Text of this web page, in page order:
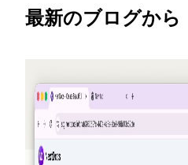
最新のブログから
友だちを紹介してクレ
NextDocs v1.10
誰かがサインアップするた